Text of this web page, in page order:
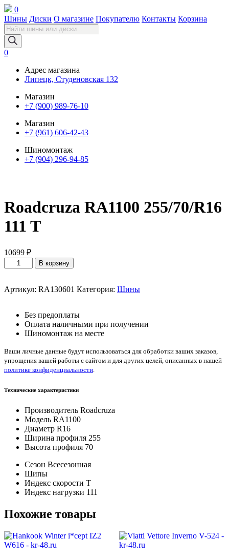
0
Шины Диски О магазине Покупателю Контакты Корзина
Поиск
товаров
0
Адрес магазина
Липецк, Студеновская 132
Магазин
+7 (900) 989-76-10
Магазин
+7 (961) 606-42-43
Шиномонтаж
+7 (904) 296-94-85
Roadcruza RA1100 255/70/R16
111 T
10699 ₽
Количество
товара
RA1100
В корзину
Артикул: RA130601 Категория: Шины
Без предоплаты
Оплата наличными при получении
Шиномонтаж на месте
Ваши личные данные будут использоваться для обработки ваших заказов,
упрощения вашей работы с сайтом и для других целей, описанных в нашей
политике конфиденциальности.
Технические характеристики
Производитель Roadcruza
Модель RA1100
Диаметр R16
Ширина профиля 255
Высота профиля 70
Сезон Всесезонная
Шипы
Индекс скорости T
Индекс нагрузки 111
Похожие товары